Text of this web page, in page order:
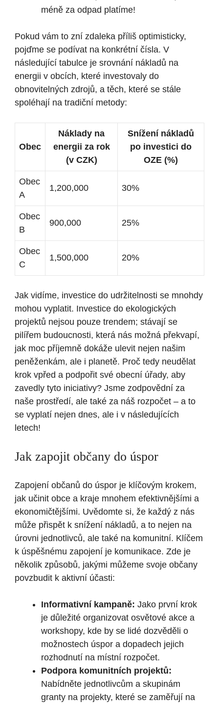
méně za odpad platíme!
Pokud ‌vám to zní zdaleka⁢ příliš optimisticky,
pojďme se podívat na konkrétní čísla. V
následující tabulce je srovnání nákladů na
energii v obcích, které investovaly do
obnovitelných zdrojů, a těch, které se stále
⁣spoléhají na tradiční metody:
Obec
Náklady ‌na
energii za rok
(v CZK)
Snížení nákladů
po investici do
OZE (%)
Obec
A
1,200,000 30%
Obec
B
900,000 25%
Obec
C
1,500,000 20%
Jak vidíme, investice do ⁢udržitelnosti‍ se⁤ mnohdy
mohou vyplatit. Investice do ⁤ekologických
projektů nejsou pouze trendem; stávají se
⁢pilířem budoucnosti, ​která nás možná překvapí,
jak moc příjemně dokáže ulevit nejen našim
peněženkám, ale i planetě. Proč tedy neudělat
krok vpřed a podpořit své obecní ‌úřady, aby
zavedly ‍tyto ​iniciativy? Jsme zodpovědní za
naše prostředí, ale také za náš rozpočet – a to
se vyplatí nejen ‌dnes, ⁣ale i​ v následujících
letech!
Jak zapojit občany do⁢ úspor
Zapojení občanů do úspor je klíčovým krokem,
jak učinit obce a kraje mnohem efektivnějšími a
ekonomičtějšími. Uvědomte si, že každý ⁢z nás
může přispět k snížení nákladů, a to nejen​ na
⁣úrovni jednotlivců, ale také na komunitní. Klíčem
k úspěšnému zapojení‍ je komunikace. Zde ​je
několik způsobů, jakými můžeme svoje občany
povzbudit k ⁤aktivní⁣ účasti:
Informativní kampaně: Jako první krok
je důležité organizovat osvětové⁤ akce a
workshopy, kde by se lidé dozvěděli o
možnostech úspor a dopadech jejich
rozhodnutí na místní rozpočet.
Podpora komunitních projektů:
Nabídněte jednotlivcům‌ a skupinám
⁣granty na⁢ projekty, ⁢které se zaměřují na